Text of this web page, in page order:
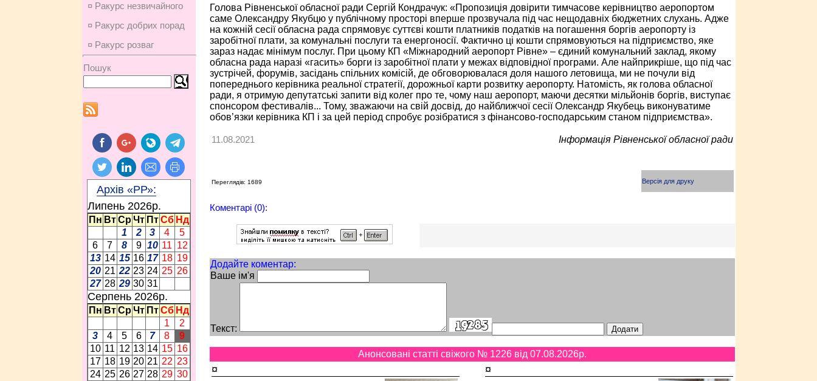
¤ Ракурс незвичайного
¤ Ракурс добрих порад
¤ Ракурс розваг
Пошук
Архів «РР»:
Липень 2026p.
Пн Вт Ср Чт Пт Сб Нд
1
2 3 4
5
6
7 8 9 10 11 12
13 14 15 16 17 18 19
20 21 22 23 24 25 26
27 28 29 30 31
Серпень 2026p.
Пн Вт Ср Чт Пт Сб Нд
1
2
3
4 5 6 7 8
9
10 11 12 13 14 15 16
17 18 19 20 21 22 23
24 25 26 27 28 29 30
Голова Рівненської обласної ради Сергій Кондрачук: «Пропозиція довірити тимчасове керівництво аеропортом
саме Олександру Якубцю у публічному просторі вперше прозвучала під час нещодавніх бюджетних слухань. Адже
на кожній сесії обласна рада спрямовує суттєві кошти платників податків на погашення боргів аеропорту із
заробітної плати, за комунальні послуги та енергоносії. Фактично ці кошти спрямовуються на підприємство, яке
зараз надає мінімум послуг. При цьому КП «Міжнародний аеропорт Рівне» – єдиний комунальний заклад, якому
обласна рада наразі «гасить» борги із заробітної плати у межах відповідної програми. Але найприкріше, що під час
зустрічей, форумів, засідань спільних комісій, де обговорювалася доля нашого летовища, ми не почули від
попереднього керівника реальної стратегії, дорожньої карти розвитку аеропорту. Натомість, як голова обласної
ради, я отримую депутатські запити від колег про те, чому наш аеропорт, маючи десятки мільйонів боргів, виступає
спонсором фестивалів... Тому, зважаючи на свій досвід, до найближчої сесії Олександр Якубець виконуватиме
обов’язки керівника КП і за цей період спробує розібратися з фінансово-господарським станом підприємства».
11.08.2021 Інформація Рівненської обласної ради
Переглядів: 1689 Версія для друку
Коментарі (0):
Додайте коментар:
Ваше ім'я
Текст:
Анонсовані статті свіжого № 1226 від 07.08.2026p.
¤ ¤